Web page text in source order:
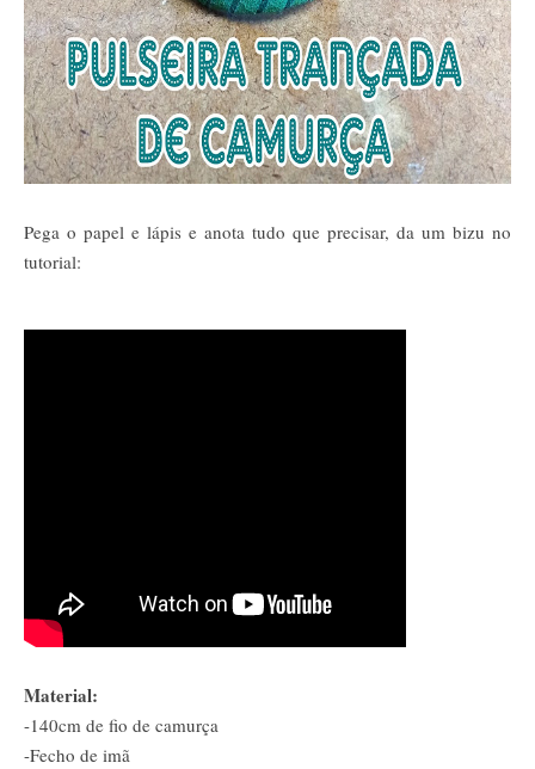
Pega o papel e lápis e anota tudo que precisar, da um bizu no
tutorial:
Material:
-140cm de fio de camurça
-Fecho de imã